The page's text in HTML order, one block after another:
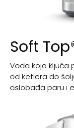
Soft
Voda koja ključa
od ketlera do
oslobađa paru i